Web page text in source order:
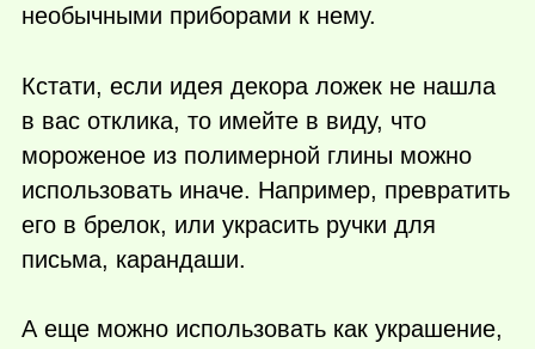
необычными приборами к нему.
Кстати, если идея декора ложек не нашла
в вас отклика, то имейте в виду, что
мороженое из полимерной глины можно
использовать иначе. Например, превратить
его в брелок, или украсить ручки для
письма, карандаши.
А еще можно использовать как украшение,